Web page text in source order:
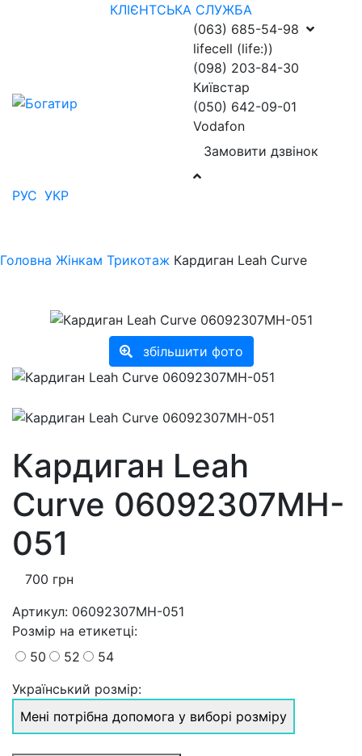
КЛІЄНТСЬКА СЛУЖБА
(063) 685-54-98
lifecell (life:))
(098) 203-84-30
Київстар
(050) 642-09-01
Vodafon
Замовити дзвінок
РУС УКР
Головна Жінкам Трикотаж Кардиган Leah Curve
збільшити фото
Кардиган Leah
Curve 06092307MH-
051
700 грн
Артикул: 06092307MH-051
Розмiр на етикетці:
50
52
54
Український розмір:
Мені потрібна допомога у виборі розміру